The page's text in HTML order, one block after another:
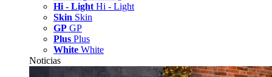
Hi - Light Hi - Light
Skin Skin
GP GP
Plus Plus
White White
Noticias